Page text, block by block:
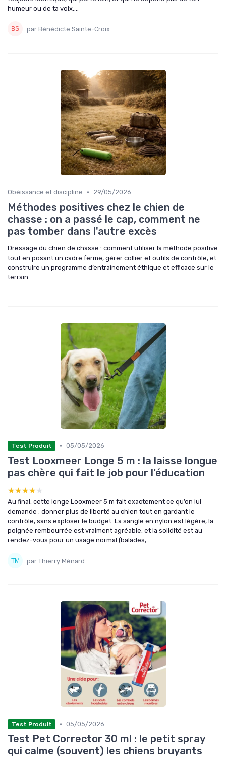
humeur ou de ta voix....
par Bénédicte Sainte-Croix
Obéissance et discipline • 29/05/2026
Méthodes positives chez le chien de
chasse : on a passé le cap, comment ne
pas tomber dans l'autre excès
Dressage du chien de chasse : comment utiliser la méthode positive
tout en posant un cadre ferme, gérer collier et outils de contrôle, et
construire un programme d’entraînement éthique et efficace sur le
terrain.
Test Produit • 05/05/2026
Test Looxmeer Longe 5 m : la laisse longue
pas chère qui fait le job pour l’éducation
★★★★★
★★★★★
Au final, cette longe Looxmeer 5 m fait exactement ce qu’on lui
demande : donner plus de liberté au chien tout en gardant le
contrôle, sans exploser le budget. La sangle en nylon est légère, la
poignée rembourrée est vraiment agréable, et la solidité est au
rendez-vous pour un usage normal (balades,...
par Thierry Ménard
Test Produit • 05/05/2026
Test Pet Corrector 30 ml : le petit spray
qui calme (souvent) les chiens bruyants